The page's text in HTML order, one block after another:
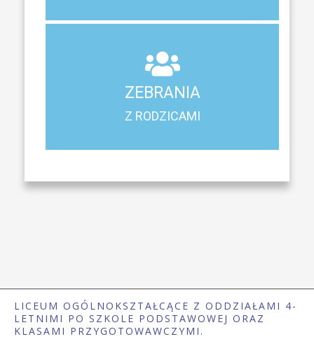
ZEBRANIA
Z RODZICAMI
Z RODZICAMI
Harmonogram spotkań i konsultacji z rodzicami
LICEUM OGÓLNOKSZTAŁCĄCE Z ODDZIAŁAMI 4-
LETNIMI PO SZKOLE PODSTAWOWEJ ORAZ
KLASAMI PRZYGOTOWAWCZYMI.